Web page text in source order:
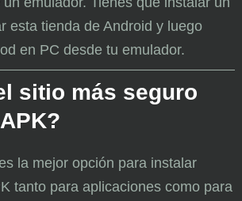
esta tienda de Android y luego
en PC desde tu emulador.
sitio más seguro
la mejor opción para instalar
tanto para aplicaciones como para